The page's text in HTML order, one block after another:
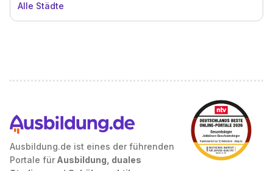
Alle Städte
Ausbildung.de ist eines der führenden
Portale für Ausbildung, duales